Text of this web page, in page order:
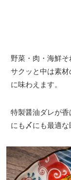
野菜・肉・海鮮
サクッと中は素
に味わえます。
特製醤油ダレが
にも〆にも最適な